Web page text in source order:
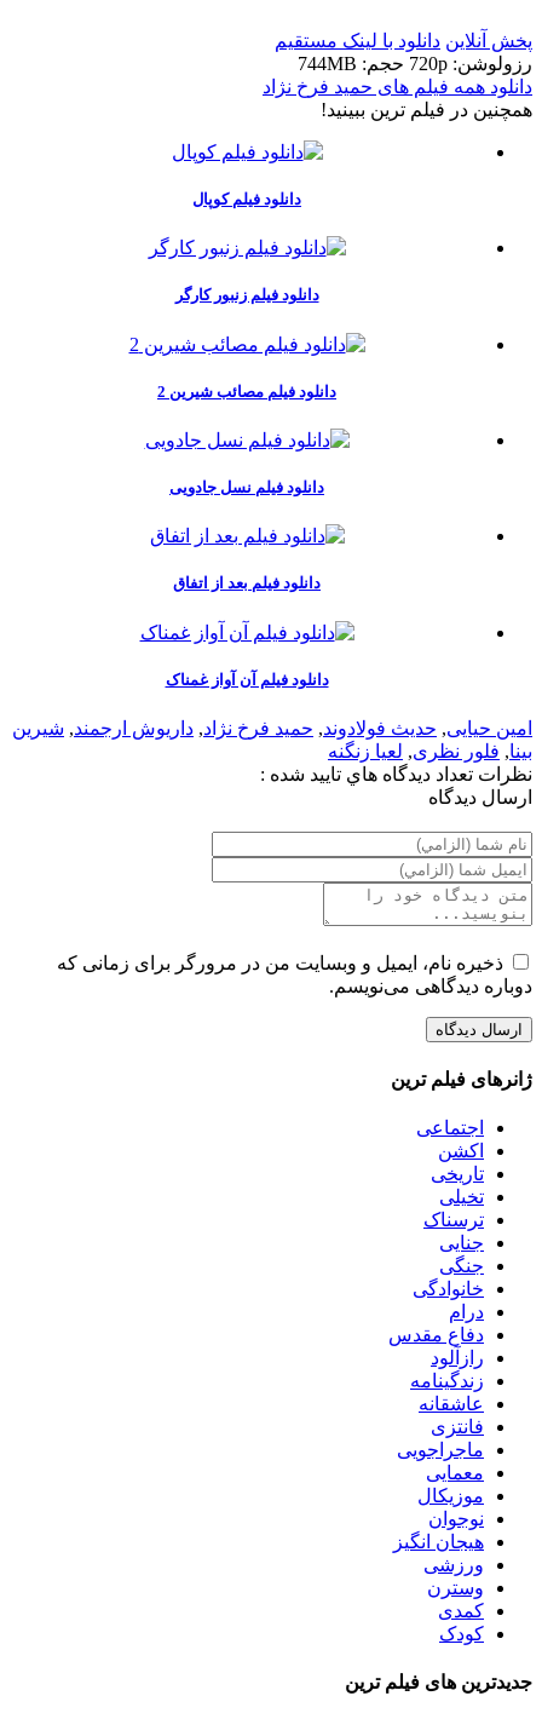
پخش آنلاین دانلود با لينک مستقيم
رزولوشن: 720p
حجم: 744MB
دانلود همه فیلم های حمید فرخ نژاد
همچنين در فيلم ترين ببينيد!
دانلود فیلم کوپال
دانلود فیلم زنبور کارگر
دانلود فیلم مصائب شیرین 2
دانلود فیلم نسل جادویی
دانلود فیلم بعد از اتفاق
دانلود فیلم آن آواز غمناک
امین حیایی, حدیث فولادوند, حمید فرخ نژاد, داریوش ارجمند, شیرین
بینا, فلور نظری, لعیا زنگنه
نظرات تعداد ديدگاه هاي تاييد شده :
ارسال ديدگاه
ذخیره نام، ایمیل و وبسایت من در مرورگر برای زمانی که
دوباره دیدگاهی می‌نویسم.
ژانرهای فیلم ترین
اجتماعی
اکشن
تاریخی
تخیلی
ترسناک
جنایی
جنگی
خانوادگی
درام
دفاع مقدس
رازآلود
زندگینامه
عاشقانه
فانتزی
ماجراجویی
معمایی
موزیکال
نوجوان
هیجان انگیز
ورزشی
وسترن
کمدی
کودک
جدیدترین های فیلم ترین